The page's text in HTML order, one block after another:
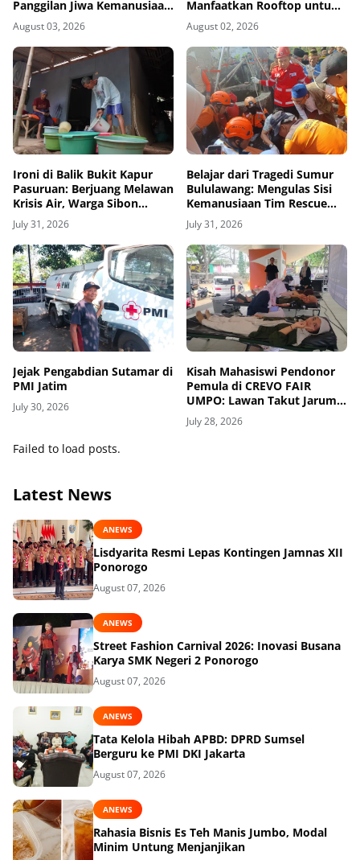
Panggilan Jiwa Kemanusiaan
dari Bangku Sekolah hingga
Purna Tugas di PMI
August 03, 2026
Manfaatkan Rooftop untuk
Ketahanan Pangan
August 02, 2026
Ironi di Balik Bukit Kapur
Pasuruan: Berjuang Melawan
Krisis Air, Warga Sibon
Bertahan Hidup Lewat
Selang Kemanusiaan
July 31, 2026
Belajar dari Tragedi Sumur
Bululawang: Mengulas Sisi
Kemanusiaan Tim Rescue
dan Pentingnya Amankan
Sumur Aktif di Permukiman
July 31, 2026
Jejak Pengabdian Sutamar di
PMI Jatim
July 30, 2026
Kisah Mahasiswi Pendonor
Pemula di CREVO FAIR
UMPO: Lawan Takut Jarum
Suntik demi Kemanusiaan
July 28, 2026
Failed to load posts.
Latest News
ANEWS
Lisdyarita Resmi Lepas Kontingen Jamnas XII
Ponorogo
August 07, 2026
ANEWS
Street Fashion Carnival 2026: Inovasi Busana
Karya SMK Negeri 2 Ponorogo
August 07, 2026
ANEWS
Tata Kelola Hibah APBD: DPRD Sumsel
Berguru ke PMI DKI Jakarta
August 07, 2026
ANEWS
Rahasia Bisnis Es Teh Manis Jumbo, Modal
Minim Untung Menjanjikan